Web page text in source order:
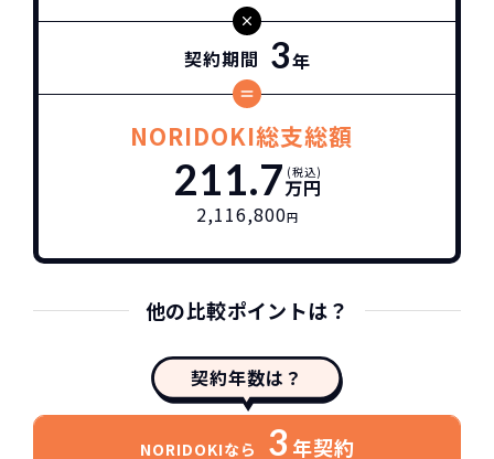
契約期間 3年
NORIDOKI総支総額
211.7万円
(税込)
2,116,800円
他の比較ポイントは？
契約年数は？
NORIDOKIなら 3 年契約